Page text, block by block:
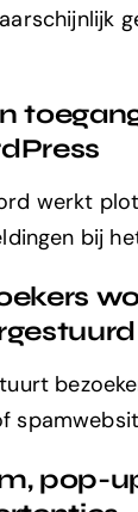
werkt
bij
pop-